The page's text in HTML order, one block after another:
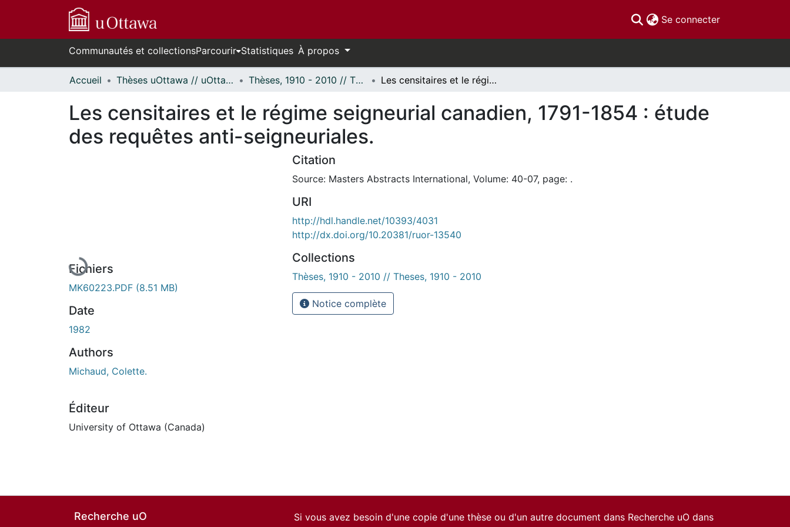
Se connecter(current)
Communautés et collectionsParcourir Statistiques À propos
Accueil Thèses uOttawa // uOttawa Theses Thèses, 1910 - 2010 // Theses, 1910 - 2010 Les censitaires et le régime seigneurial canadien, 1791-1854 : étude des requêtes anti-seigneuriales.
Les censitaires et le régime seigneurial canadien, 1791-1854 : étude
des requêtes anti-seigneuriales.
En cours de chargement...
Fichiers
MK60223.PDF (8.51 MB)
Date
1982
Authors
Michaud, Colette.
Éditeur
University of Ottawa (Canada)
Citation
Source: Masters Abstracts International, Volume: 40-07, page: .
URI
http://hdl.handle.net/10393/4031
http://dx.doi.org/10.20381/ruor-13540
Collections
Thèses, 1910 - 2010 // Theses, 1910 - 2010
Notice complète
Recherche uO
Si vous avez besoin d'une copie d'une thèse ou d'un autre document dans Recherche uO dans